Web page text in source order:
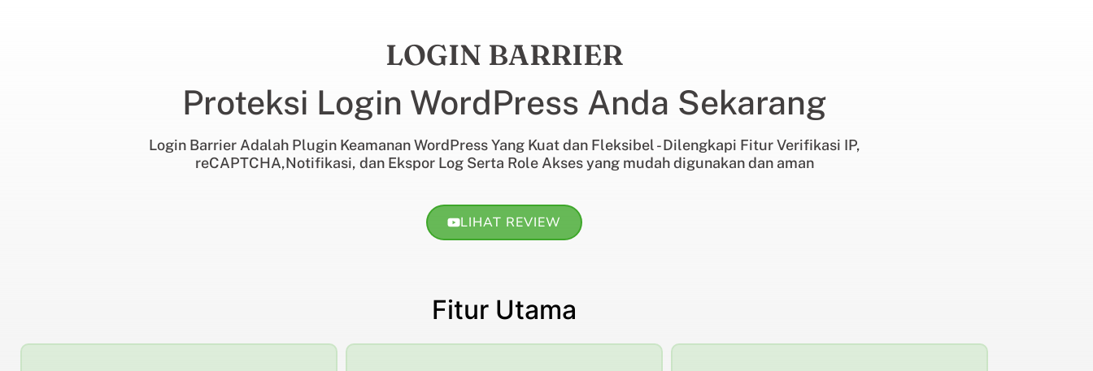
LOGIN BARRIER
Proteksi Login WordPress Anda Sekarang
Login Barrier Adalah Plugin Keamanan WordPress Yang Kuat dan Fleksibel - Dilengkapi Fitur Verifikasi IP,
reCAPTCHA,Notifikasi, dan Ekspor Log Serta Role Akses yang mudah digunakan dan aman
LIHAT REVIEW
Fitur Utama